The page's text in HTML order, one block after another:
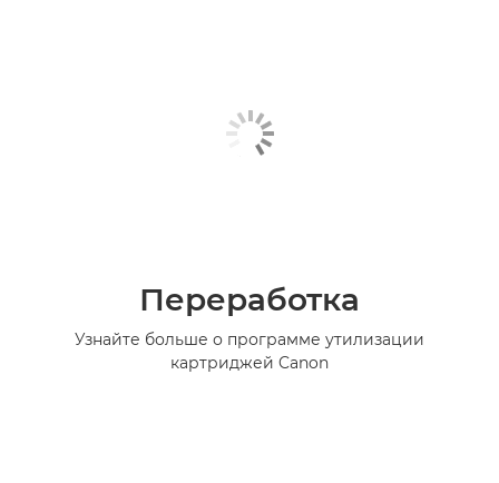
Переработка
Узнайте больше о программе утилизации
картриджей Canon